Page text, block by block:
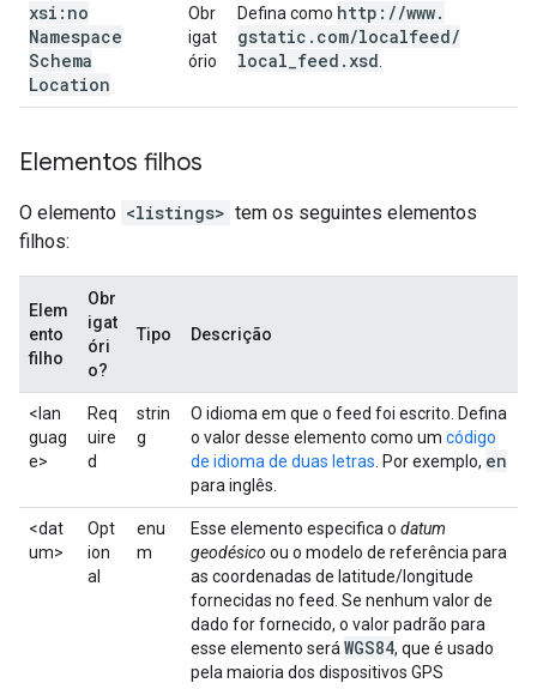
xsi:no
Namespace
Schema
Location
Obr
igat
ório
Defina como http: //www.
gstatic . com/localfeed/
local feed . xsd
Elementos filhos
O elemento <listings> tem os seguintes elementos
filhos:
Elem
ento
filho
Obr
igat
óri
o?
Tipo Descrição
<lan
guag
e>
Req
uire
d
strin
g
O idioma em que o feed foi escrito. Defina
o valor desse elemento como um código
de idioma de duas letras . Por exemplo, en
para inglês.
<dat
um>
Opt
ion
al
enu
m
Esse elemento especifica o datum
geodésico ou o modelo de referência para
as coordenadas de latitude/longitude
fornecidas no feed. Se nenhum valor de
dado for fornecido, o valor padrão para
esse elemento será WGS84, que é usado
pela maioria dos dispositivos GPS